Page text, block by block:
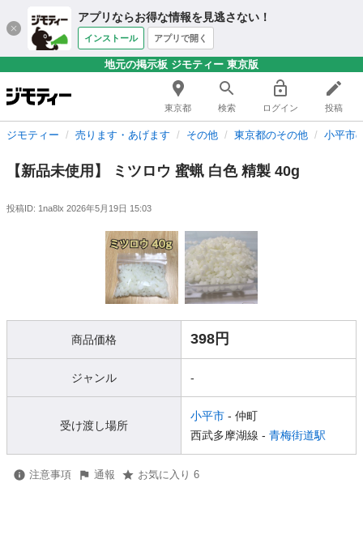
アプリならお得な情報を見逃さない！
インストール アプリで開く
地元の掲示板 ジモティー 東京版
東京都 検索 ログイン 投稿
ジモティー 売ります・あげます その他 東京都のその他 小平市
【新品未使用】 ミツロウ 蜜蝋 白色 精製 40g
投稿ID: 1na8lx 2026年5月19日 15:03
商品価格 398円
ジャンル -
受け渡し場所
小平市 - 仲町
西武多摩湖線 - 青梅街道駅
注意事項 通報 お気に入り 6